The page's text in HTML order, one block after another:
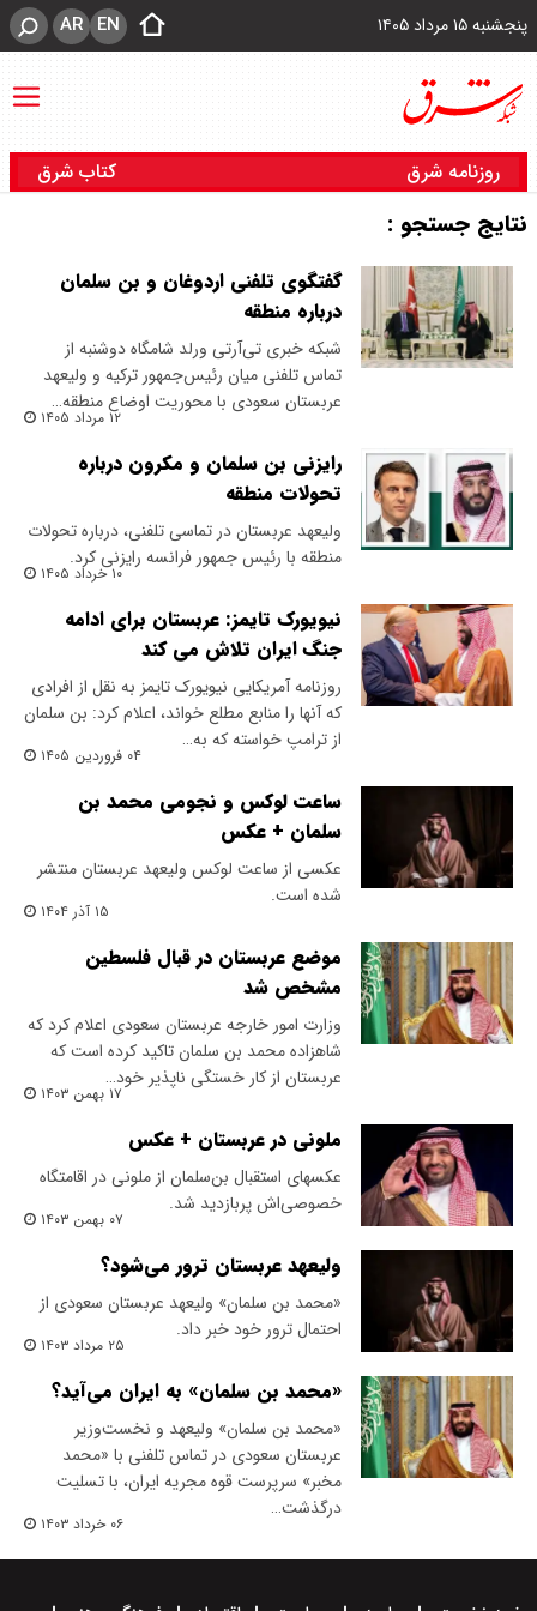
پنجشنبه ۱۵ مرداد ۱۴۰۵ EN
AR
روزنامه شرق کتاب شرق
نتایج جستجو :
گفتگوی تلفنی اردوغان و بن سلمان
درباره منطقه
شبکه خبری تی‌آرتی ورلد شامگاه دوشنبه از
تماس تلفنی میان رئیس‌جمهور ترکیه و ولیعهد
عربستان سعودی با محوریت اوضاع منطقه…
۱۲ مرداد ۱۴۰۵
رایزنی بن سلمان و مکرون درباره
تحولات منطقه
ولیعهد عربستان در تماسی تلفنی، درباره تحولات
منطقه‌ با رئیس‌ جمهور فرانسه رایزنی کرد.
۱۰ خرداد ۱۴۰۵
نیویورک تایمز: عربستان برای ادامه
جنگ ایران تلاش می کند
روزنامه آمریکایی نیویورک تایمز به نقل از افرادی
که آنها را منابع مطلع خواند، اعلام کرد: بن سلمان
از ترامپ خواسته که به…
۰۴ فروردین ۱۴۰۵
ساعت لوکس و نجومی محمد بن‌
سلمان + عکس
عکسی از ساعت لوکس ولیعهد عربستان منتشر
شده است.
۱۵ آذر ۱۴۰۴
موضع عربستان در قبال فلسطین
مشخص شد
وزارت امور خارجه عربستان سعودی اعلام کرد که
شاهزاده محمد بن سلمان تاکید کرده است که
عربستان از کار خستگی ناپذیر خود…
۱۷ بهمن ۱۴۰۳
ملونی در عربستان + عکس
عکسهای استقبال بن‌سلمان از ملونی در اقامتگاه
خصوصی‌اش پربازدید شد.
۰۷ بهمن ۱۴۰۳
ولیعهد عربستان ترور می‌شود؟
«محمد بن سلمان» ولیعهد عربستان سعودی از
احتمال ترور خود خبر داد.
۲۵ مرداد ۱۴۰۳
«محمد بن‌ سلمان» به ایران می‌آید؟
«محمد بن سلمان» ولیعهد و نخست‌وزیر
عربستان سعودی در تماس تلفنی با «محمد
مخبر» سرپرست قوه مجریه ایران، با تسلیت
درگذشت…
۰۶ خرداد ۱۴۰۳